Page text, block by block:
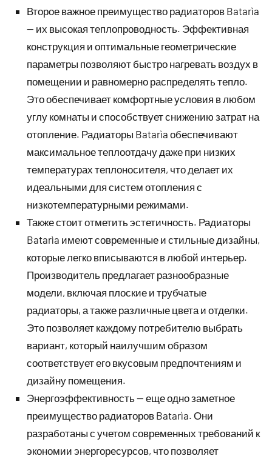
Второе важное преимущество радиаторов Batarìa
— их высокая теплопроводность. Эффективная
конструкция и оптимальные геометрические
параметры позволяют быстро нагревать воздух в
помещении и равномерно распределять тепло.
Это обеспечивает комфортные условия в любом
углу комнаты и способствует снижению затрат на
отопление. Радиаторы Batarìa обеспечивают
максимальное теплоотдачу даже при низких
температурах теплоносителя, что делает их
идеальными для систем отопления с
низкотемпературными режимами.
Также стоит отметить эстетичность. Радиаторы
Batarìa имеют современные и стильные дизайны,
которые легко вписываются в любой интерьер.
Производитель предлагает разнообразные
модели, включая плоские и трубчатые
радиаторы, а также различные цвета и отделки.
Это позволяет каждому потребителю выбрать
вариант, который наилучшим образом
соответствует его вкусовым предпочтениям и
дизайну помещения.
Энергоэффективность — еще одно заметное
преимущество радиаторов Batarìa. Они
разработаны с учетом современных требований к
экономии энергоресурсов, что позволяет